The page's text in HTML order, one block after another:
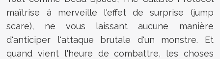
maîtrise à merveille l'effet de surprise (jump
scare), ne vous laissant aucune manière
d'anticiper l'attaque brutale d'un monstre. Et
quand vient l'heure de combattre, les choses